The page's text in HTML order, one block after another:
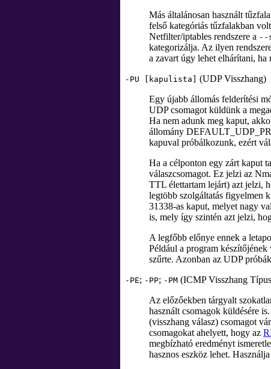
Más általánosan használt
felső kategóriás tűzfalakban
Netfilter/iptables rendszere a --
kategorizálja. Az ilyen
a zavart úgy lehet elhárítani,
-PU [kapulista]
(UDP Visszhang)
Egy újabb állomás felderítési
UDP csomagot küldünk a
Ha nem adunk meg kaput,
állomány
kapuval próbálkozunk, ezért
Ha a célponton egy zárt kaput
válaszcsomagot. Ez jelzi az
TTL élettartam lejárt) azt jelzi,
legtöbb szolgáltatás figyelmen
31338-as kaput, melyet nagy
is, mely így szintén azt jelzi,
A legfőbb előnye ennek a
Például a program
szűrte. Azonban az UDP
-PE; -PP; -PM (ICMP Visszhang
Az előzőekben tárgyalt
használt csomagok küldésére
(visszhang válasz) csomagot
csomagokat ahelyett, hogy az
megbízható eredményt
hasznos eszköz lehet. Használja